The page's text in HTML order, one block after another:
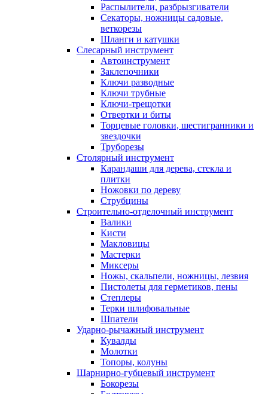
Распылители, разбрызгиватели
Секаторы, ножницы садовые,
веткорезы
Шланги и катушки
Слесарный инструмент
Автоинструмент
Заклепочники
Ключи разводные
Ключи трубные
Ключи-трещотки
Отвертки и биты
Торцевые головки, шестигранники и
звездочки
Труборезы
Столярный инструмент
Карандаши для дерева, стекла и
плитки
Ножовки по дереву
Струбцины
Строительно-отделочный инструмент
Валики
Кисти
Макловицы
Мастерки
Миксеры
Ножы, скальпели, ножницы, лезвия
Пистолеты для герметиков, пены
Степлеры
Терки шлифовальные
Шпатели
Ударно-рычажный инструмент
Кувалды
Молотки
Топоры, колуны
Шарнирно-губцевый инструмент
Бокорезы